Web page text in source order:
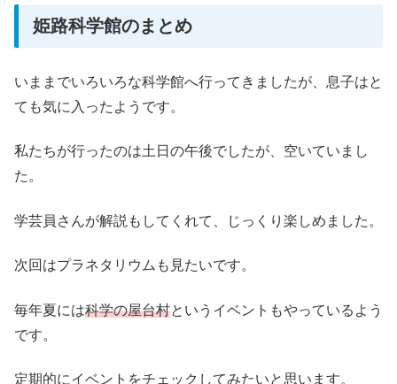
姫路科学館のまとめ
いままでいろいろな科学館へ行ってきましたが、息子はと
ても気に入ったようです。
私たちが行ったのは土日の午後でしたが、空いていまし
た。
学芸員さんが解説もしてくれて、じっくり楽しめました。
次回はプラネタリウムも見たいです。
毎年夏には科学の屋台村というイベントもやっているよう
です。
定期的にイベントをチェックしてみたいと思います。